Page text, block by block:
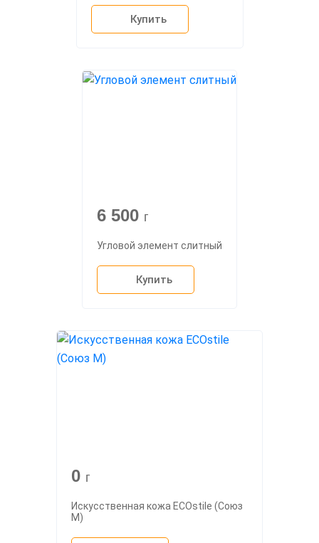
Купить
6 500 г
Угловой элемент слитный
Купить
0 г
Искусственная кожа ECOstile (Союз
М)